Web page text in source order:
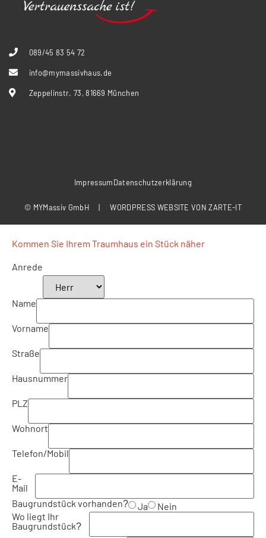
089/45 83 54 72
info@mymassivhaus.de
Zeppelinstr. 73, 81669 München
ImpressumDatenschutzerklärung
© MYMassiv GmbH | WORDPRESS WEBSITE VONZARTE-IT
Kommen Sie Ihrem Traumhaus ein Stück näher
Anrede
Name
Vorname
Straße
Hausnummer
PLZ
Wohnort
Telefon/Mobil
E-
Mail
Baugrundstück vorhanden?
Ja
Nein
Wo liegt Ihr
Baugrundstück?